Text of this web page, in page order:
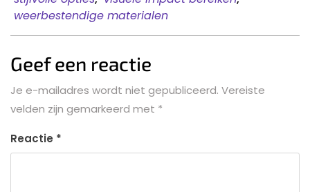
weerbestendige materialen
Geef een reactie
Je e-mailadres wordt niet gepubliceerd. Vereiste
velden zijn gemarkeerd met *
Reactie *